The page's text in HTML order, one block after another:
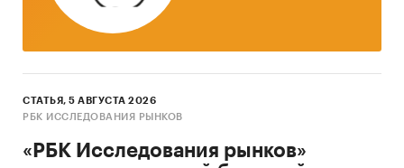
СТАТЬЯ, 5 АВГУСТА 2026
РБК ИССЛЕДОВАНИЯ РЫНКОВ
«РБК Исследования рынков»